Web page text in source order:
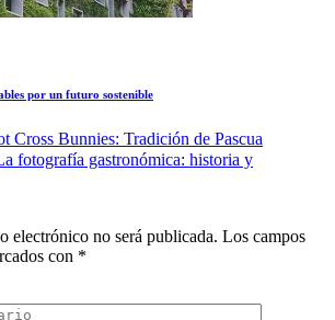
por un futuro sostenible
Cross Bunnies: Tradición de Pascua
fotografía gastronómica: historia y
electrónico no será publicada. Los campos
con *